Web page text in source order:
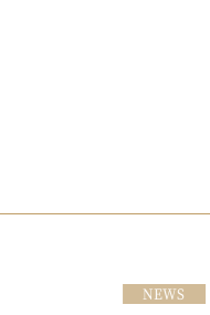
NEWS